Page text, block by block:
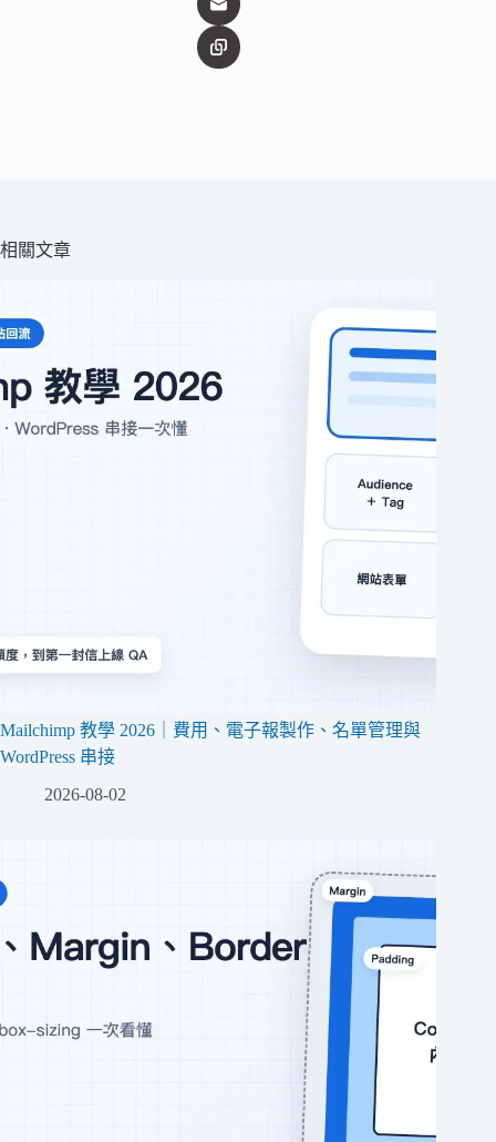
相關文章
Mailchimp 教學 2026｜費用、電子報製作、名單管理與
WordPress 串接
2026-08-02